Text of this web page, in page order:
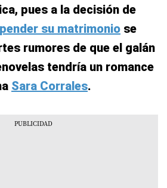
pues a la decisión de
su matrimonio se
rumores de que el galán
tendría un romance
Sara Corrales.